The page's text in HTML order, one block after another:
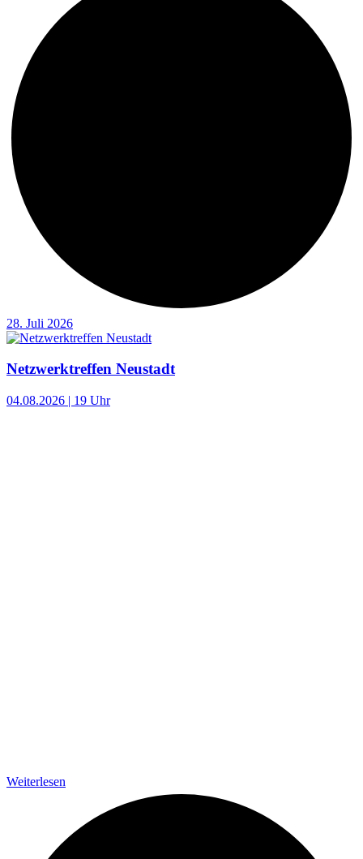
28. Juli 2026
Netzwerktreffen Neustadt
04.08.2026 | 19 Uhr
Weiterlesen